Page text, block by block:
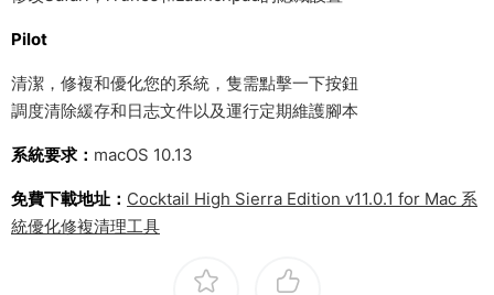
Pilot
清潔，修複和優化您的系統，隻需點擊一下按鈕
調度清除緩存和日志文件以及運行定期維護腳本
系統要求： macOS 10.13
免費下載地址： Cocktail High Sierra Edition v11.0.1 for Mac 系
統優化修複清理工具